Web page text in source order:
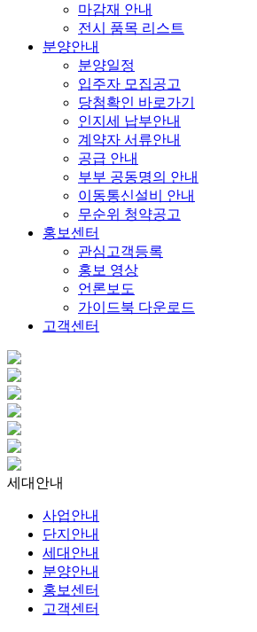
마감재 안내
전시 품목 리스트
분양안내
분양일정
입주자 모집공고
당첨확인 바로가기
인지세 납부안내
계약자 서류안내
공급 안내
부부 공동명의 안내
이동통신설비 안내
무순위 청약공고
홍보센터
관심고객등록
홍보 영상
언론보도
가이드북 다운로드
고객센터
세대안내
사업안내
단지안내
세대안내
분양안내
홍보센터
고객센터